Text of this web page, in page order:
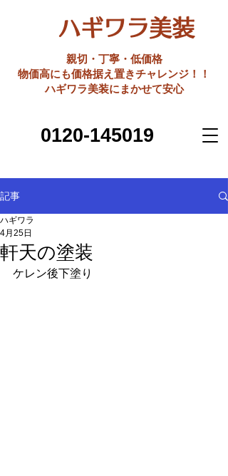
ハギワラ美装
親切・丁寧・低価格
​物価高にも価格据え置きチャレンジ！！
ハギワラ美装にまかせて安心
0120-145019
記事
軒天の塗装
ハギワラ
4月25日
ケレン後下塗り